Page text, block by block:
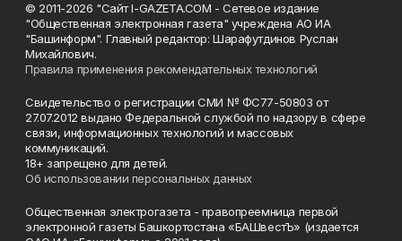
© 2011-2026 "Сайт I-GAZETA.COM - Сетевое издание
"Общественная электронная газета" учреждена АО ИА
"Башинформ". Главный редактор: Шарафутдинов Руслан
Михайлович.
Правила применения рекомендательных технологий
Свидетельство о регистрации СМИ № ФС77-50803 от
27.07.2012 выдано Федеральной службой по надзору в сфере
связи, информационных технологий и массовых
коммуникаций.
18+ запрещено для детей.
Об использовании персональных данных
Общественная электрогазета - правопреемница первой
электронной газеты Башкортостана «БАШвестЪ» (издается